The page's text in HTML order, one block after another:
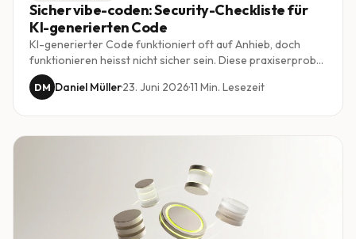
Sicher vibe-coden: Security-Checkliste für
KI-generierten Code
KI-generierter Code funktioniert oft auf Anhieb, doch
funktionieren heisst nicht sicher sein. Diese praxiserprobte
Checkliste zeigt, worauf Schweizer KMU bei Vibe Coding
achten müssen, von Zugriffskontrolle über Secrets bis zum
DM Daniel Müller·23. Juni 2026·11 Min. Lesezeit